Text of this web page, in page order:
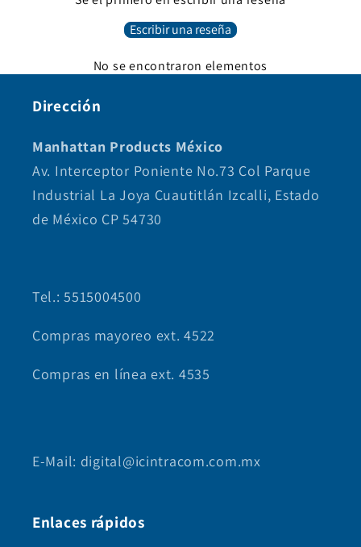
Escribir una reseña
No se encontraron elementos
Dirección
Manhattan Products México
Av. Interceptor Poniente No.73 Col Parque
Industrial La Joya Cuautitlán Izcalli, Estado
de México CP 54730
Tel.: 5515004500
Compras mayoreo ext. 4522
Compras en línea ext. 4535
E-Mail: digital@icintracom.com.mx
Enlaces rápidos